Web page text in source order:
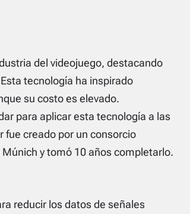
del videojuego, destacando
tecnología ha inspirado
su costo es elevado.
para aplicar esta tecnología a las
fue creado por un consorcio
y tomó 10 años completarlo.
reducir los datos de señales